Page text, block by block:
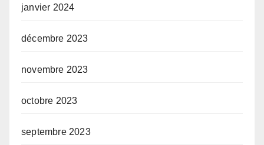
janvier 2024
décembre 2023
novembre 2023
octobre 2023
septembre 2023